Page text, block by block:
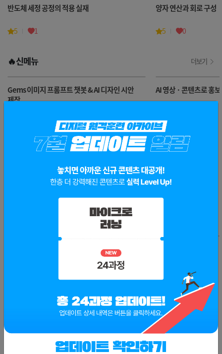
반도체 세정 공정의 적용 실재
5 1
양자 연산과 회로 구성
5 0
🔥신메뉴 더보기
Gems 이미지 프롬프트 챗봇 & AI 디자인 시안
제작
AI 영상 · 콘텐츠로 홍